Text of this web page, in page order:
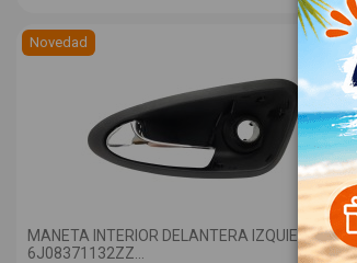
Novedad
MANETA INTERIOR DELANTERA IZQUIERDA
6J08371132ZZ...